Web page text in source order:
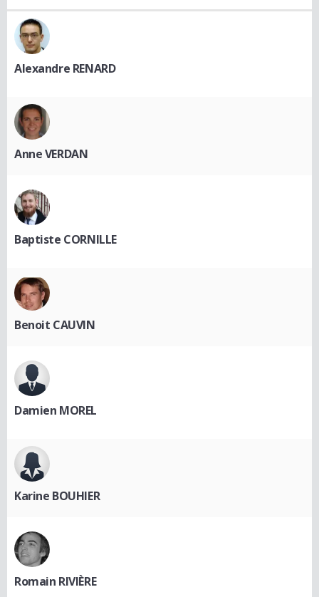
Alexandre RENARD
Anne VERDAN
Baptiste CORNILLE
Benoit CAUVIN
Damien MOREL
Karine BOUHIER
Romain RIVIÈRE